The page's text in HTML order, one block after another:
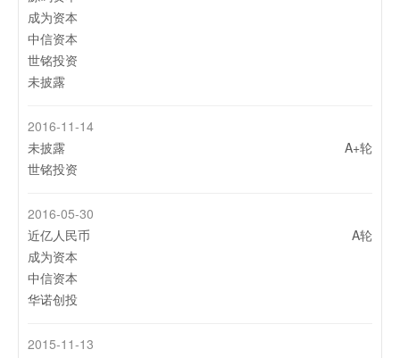
成为资本
中信资本
世铭投资
未披露
2016-11-14
A+轮
未披露
世铭投资
2016-05-30
A轮
近亿人民币
成为资本
中信资本
华诺创投
2015-11-13